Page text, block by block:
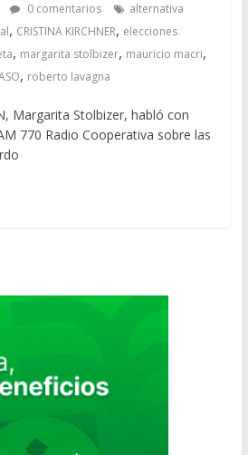
0 comentarios
alternativa
, CRISTINA KIRCHNER, elecciones
, margarita stolbizer, mauricio macri,
, roberto lavagna
Margarita Stolbizer, habló con
770 Radio Cooperativa sobre las